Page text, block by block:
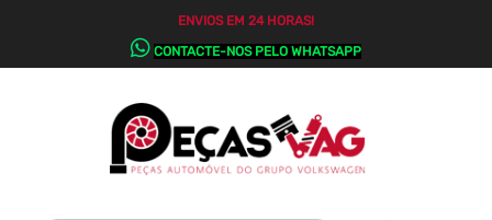
ENVIOS EM 24 HORAS!
CONTACTE-NOS PELO WHATSAPP